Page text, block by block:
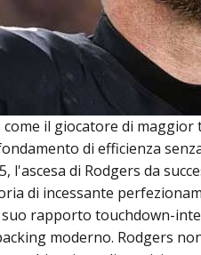
il giocatore di
di efficienza
l'ascesa di Rodgers da
di incessante
suo rapporto touchdown-
moderno. Rodgers